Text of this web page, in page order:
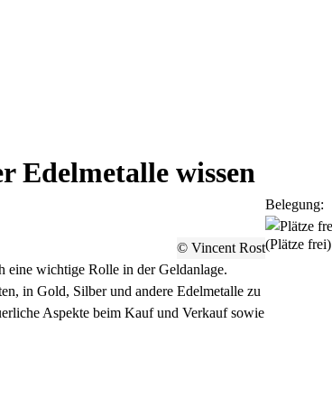
Edelmetalle wissen
© Vincent Rost
eine wichtige Rolle in der Geldanlage.
in Gold, Silber und andere Edelmetalle zu
Aspekte beim Kauf und Verkauf sowie
Belegung:
(Plätze frei)